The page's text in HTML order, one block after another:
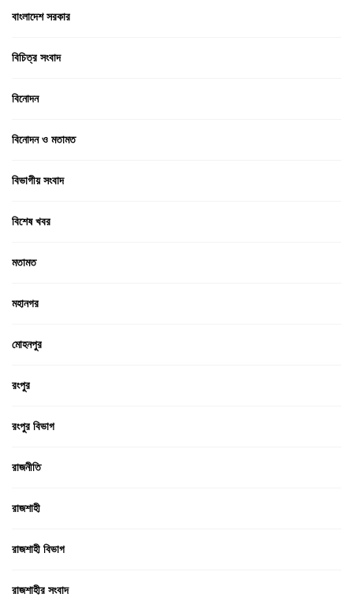
বাংলাদেশ সরকার
বিচিত্র সংবাদ
বিনোদন
বিনোদন ও মতামত
বিভাগীয় সংবাদ
বিশেষ খবর
মতামত
মহানগর
মোহনপুর
রংপুর
রংপুর বিভাগ
রাজনীতি
রাজশাহী
রাজশাহী বিভাগ
রাজশাহীর সংবাদ